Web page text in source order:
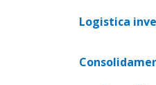
Logistica